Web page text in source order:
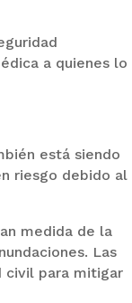
a quienes lo
está siendo
riesgo debido al
medida de la
Las
civil para mitigar